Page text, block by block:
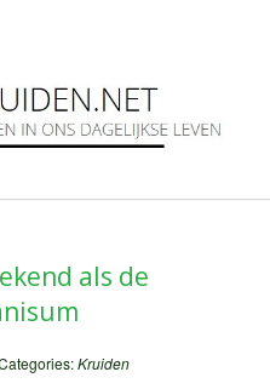
als de
Kruiden